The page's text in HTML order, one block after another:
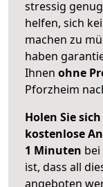
stressig
helfen, sich
machen zu
haben
Ihnen ohne
Pforzheim
Holen Sie
kostenlose
1 Minuten
ist, dass all
angeboten